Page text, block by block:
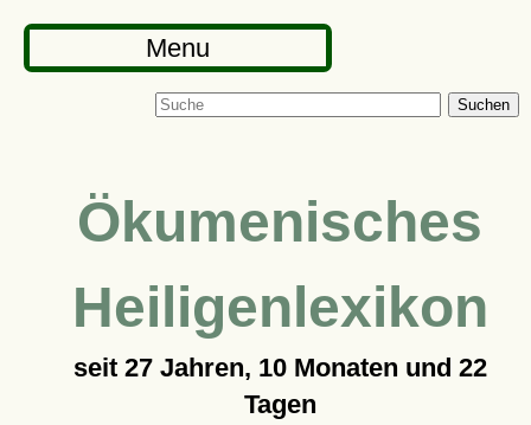
Menu
Suchen
Ökumenisches
Heiligenlexikon
seit 27 Jahren, 10 Monaten und 22
Tagen